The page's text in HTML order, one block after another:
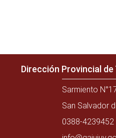
Dirección Provincial
Sarmiento
San Salvador
0388-